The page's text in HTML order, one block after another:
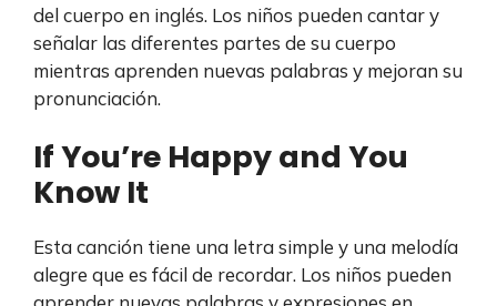
del cuerpo en inglés. Los niños pueden cantar y
señalar las diferentes partes de su cuerpo
mientras aprenden nuevas palabras y mejoran su
pronunciación.
If You’re Happy and You
Know It
Esta canción tiene una letra simple y una melodía
alegre que es fácil de recordar. Los niños pueden